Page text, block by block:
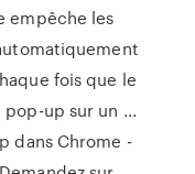
empêche les
fois que le
up sur un ...
dans Chrome -